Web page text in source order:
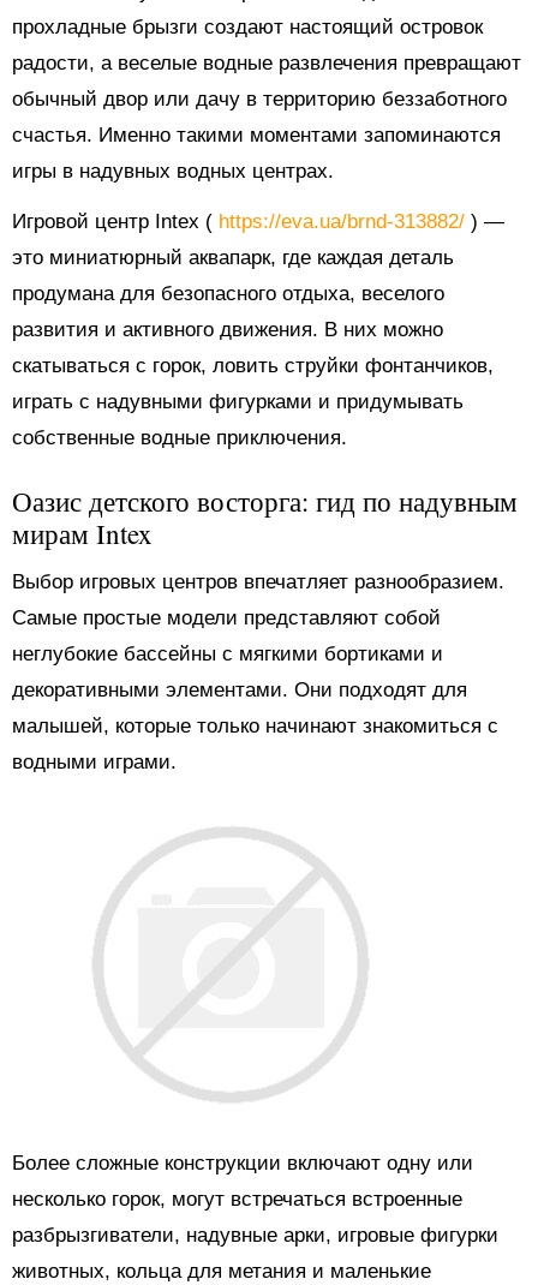
прохладные брызги создают настоящий островок
радости, а веселые водные развлечения превращают
обычный двор или дачу в территорию беззаботного
счастья. Именно такими моментами запоминаются
игры в надувных водных центрах.
Игровой центр Intex ( https://eva.ua/brnd-313882/ ) —
это миниатюрный аквапарк, где каждая деталь
продумана для безопасного отдыха, веселого
развития и активного движения. В них можно
скатываться с горок, ловить струйки фонтанчиков,
играть с надувными фигурками и придумывать
собственные водные приключения.
Оазис детского восторга: гид по надувным
мирам Intex
Выбор игровых центров впечатляет разнообразием.
Самые простые модели представляют собой
неглубокие бассейны с мягкими бортиками и
декоративными элементами. Они подходят для
малышей, которые только начинают знакомиться с
водными играми.
Более сложные конструкции включают одну или
несколько горок, могут встречаться встроенные
разбрызгиватели, надувные арки, игровые фигурки
животных, кольца для метания и маленькие